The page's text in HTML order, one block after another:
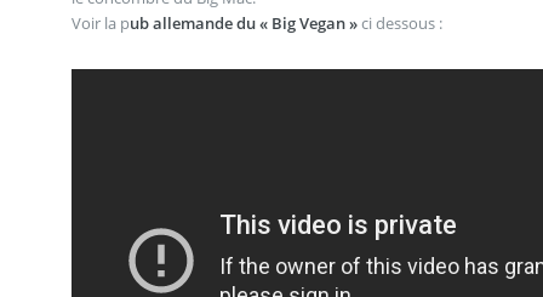
Voir la pub allemande du « Big Vegan »ci dessous :